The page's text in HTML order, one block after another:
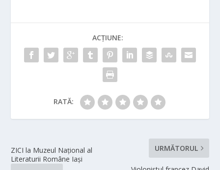
ACȚIUNE:
RATĂ:
ZICI la Muzeul Național al
Literaturii Române Iași
URMĂTORUL